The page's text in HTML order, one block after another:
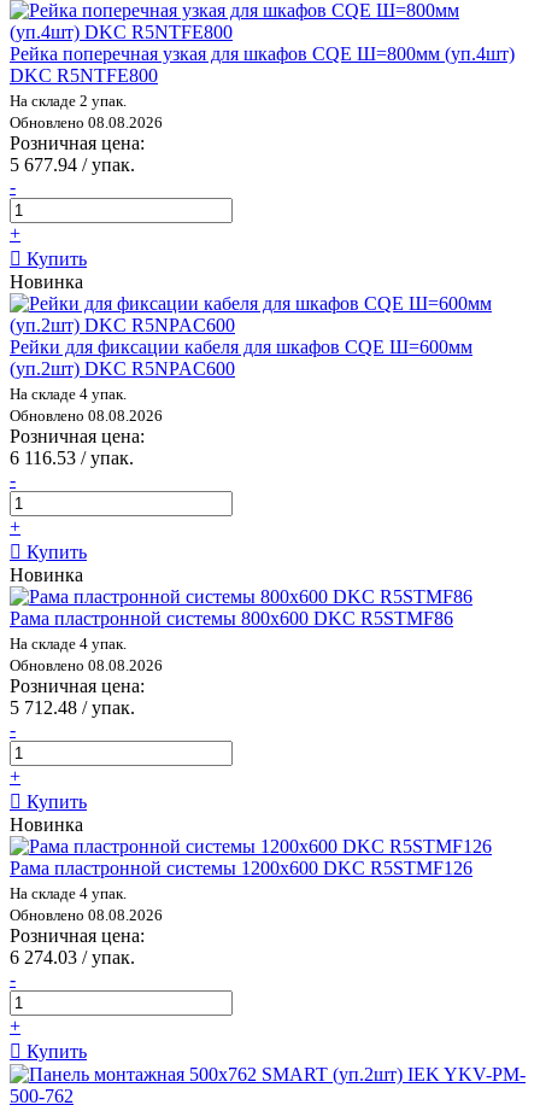
Рейка поперечная узкая для шкафов CQE Ш=800мм (уп.4шт)
DKC R5NTFE800
На складе 2 упак.
Обновлено 08.08.2026
Розничная цена:
5 677.94 / упак.
-
+
Купить
Новинка
Рейки для фиксации кабеля для шкафов CQE Ш=600мм
(уп.2шт) DKC R5NPAC600
На складе 4 упак.
Обновлено 08.08.2026
Розничная цена:
6 116.53 / упак.
-
+
Купить
Новинка
Рама пластронной системы 800х600 DKC R5STMF86
На складе 4 упак.
Обновлено 08.08.2026
Розничная цена:
5 712.48 / упак.
-
+
Купить
Новинка
Рама пластронной системы 1200х600 DKC R5STMF126
На складе 4 упак.
Обновлено 08.08.2026
Розничная цена:
6 274.03 / упак.
-
+
Купить